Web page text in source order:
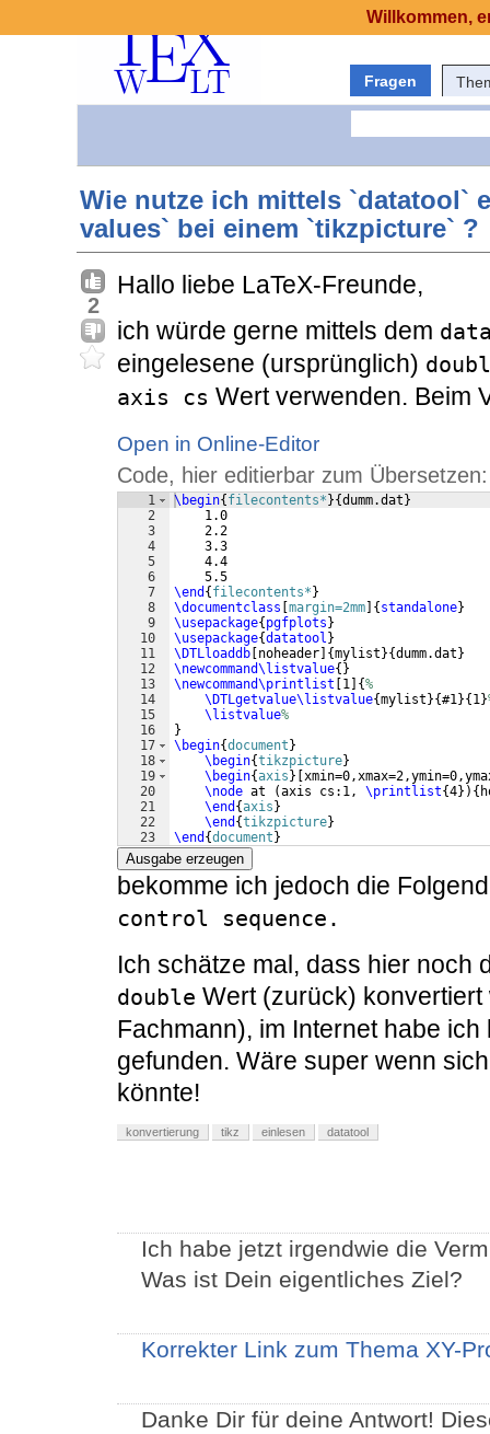
Fragen
Wie nutze ich mittels `datatool`
values` bei einem `tikzpicture` ?
2
Hallo liebe LaTeX-Freunde,
ich würde gerne mittels dem
eingelesene (ursprünglich)
axis cs Wert verwenden. Beim
Open in Online-Editor
Code, hier editierbar zum Übersetzen:
1
2
3
4
5
6
7
8
9
10
11
12
13
14
15
16
17
18
19
20
21
22
23
\begin{ filecontents* }{dumm.dat }
    1.0
    2.2
    3.3
    4.4
    5.5
\end { filecontents* }
\documentclass margin=2mm { standalone}
\usepackage{ pgfplots }
\usepackage{datatool }
\DTLloaddb noheader {mylist }{dumm.dat }
\newcommand\listvalue{ }
\newcommand\printlist
1 {%
\DTLgetvalue\listvalue{mylist }{#1}{ 1}
\listvalue%
}
\begin{document }
\begin{tikzpicture}
\begin{axis }
\node at (axis cs:1, \printlist{4}) {
\end {axis }
\end {tikzpicture}
\end {document }
Ausgabe erzeugen
bekomme ich jedoch die
control sequence.
Ich schätze mal, dass hier noch
double Wert (zurück)
Fachmann), im Internet habe
gefunden. Wäre super wenn
könnte!
konvertierung tikz einlesen datatool
Ich habe jetzt irgendwie die
Was ist Dein eigentliches Ziel?
Korrekter Link zum Thema XY-
Danke Dir für deine Antwort!
Willkommen,